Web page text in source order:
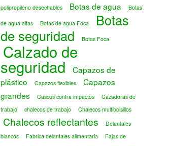
polipropileno desechables
Botas de agua Botas
de agua altas Botas de agua Foca
Botas
de seguridad
Botas Foca
Calzado de
seguridad
Capazos de
plástico
Capazos flexibles
Capazos
grandes
Cascos contra impactos
Cazadoras de
trabajo
chalecos de trabajo Chalecos multibolsillos
Chalecos reflectantes
Delantales
blancos
Fabrica delantales alimentaria
Fajas de